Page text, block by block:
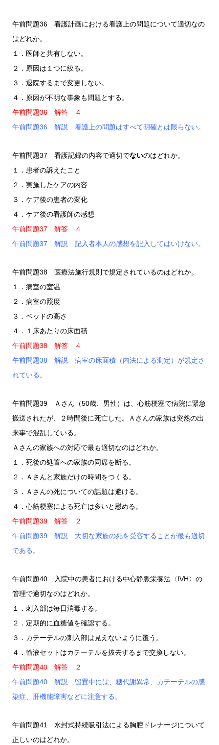
午前問題36 看護計画における看護上の問題について適切なの
はどれか。
１．医師と共有しない。
２．原因は１つに絞る。
３．退院するまで変更しない。
４．原因が不明な事象も問題とする。
午前問題36 解答 ４
午前問題36 解説 看護上の問題はすべて明確とは限らない。
午前問題37 看護記録の内容で適切でないのはどれか。
１．患者の訴えたこと
２．実施したケアの内容
３．ケア後の患者の変化
４．ケア後の看護師の感想
午前問題37 解答 ４
午前問題37 解説 記入者本人の感想を記入してはいけない。
午前問題38 医療法施行規則で規定されているのはどれか。
１．病室の室温
２．病室の照度
３．ベッドの高さ
４．１床あたりの床面積
午前問題38 解答 ４
午前問題38 解説 病室の床面積（内法による測定）が規定さ
れている。
午前問題39 Ａさん（50歳、男性）は、心筋梗塞で病院に緊急
搬送されたが、２時間後に死亡した。Ａさんの家族は突然の出
来事で混乱している。
Ａさんの家族への対応で最も適切なのはどれか。
１．死後の処置への家族の同席を断る。
２．Ａさんと家族だけの時間をつくる。
３．Ａさんの死についての話題は避ける。
４．心筋梗塞による死亡は多いと慰める。
午前問題39 解答 ２
午前問題39 解説 大切な家族の死を受容することが最も適切
である。
午前問題40 入院中の患者における中心静脈栄養法〈IVH〉の
管理で適切なのはどれか。
１．刺入部は毎日消毒する。
２．定期的に血糖値を確認する。
３．カテーテルの刺入部は見えないように覆う。
４．輸液セットはカテーテルを抜去するまで交換しない。
午前問題40 解答 ２
午前問題40 解説 留置中には、糖代謝異常、カテーテルの感
染症、肝機能障害などに注意する。
午前問題41 水封式持続吸引法による胸腔ドレナージについて
正しいのはどれか。